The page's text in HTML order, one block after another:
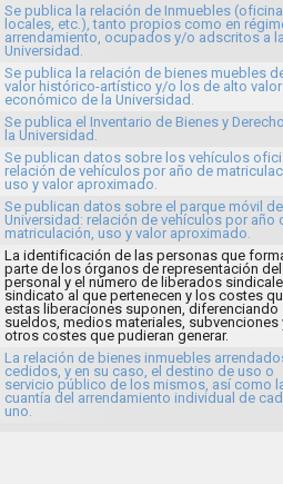
Se publica la relación de Inmuebles
locales, etc.), tanto propios como en
arrendamiento, ocupados y/o adscritos a
Universidad.
Se publica la relación de bienes muebles
valor histórico-artístico y/o los de alto valor
económico de la Universidad.
Se publica el Inventario de Bienes y
la Universidad.
Se publican datos sobre los vehículos
relación de vehículos por año de
uso y valor aproximado.
Se publican datos sobre el parque móvil
Universidad: relación de vehículos por año
matriculación, uso y valor aproximado.
La identificación de las personas que
parte de los órganos de representación del
personal y el número de liberados
sindicato al que pertenecen y los costes
estas liberaciones suponen, diferenciando
sueldos, medios materiales, subvenciones
otros costes que pudieran generar.
La relación de bienes inmuebles
cedidos, y en su caso, el destino de uso o
servicio público de los mismos, así como
cuantía del arrendamiento individual de
uno.